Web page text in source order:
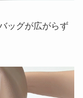
ッグが広がらず